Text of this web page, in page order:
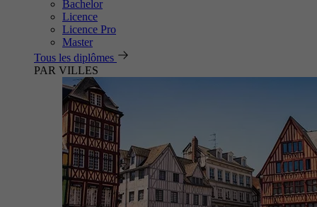
Bachelor
Licence
Licence Pro
Master
Tous les diplômes
PAR VILLES